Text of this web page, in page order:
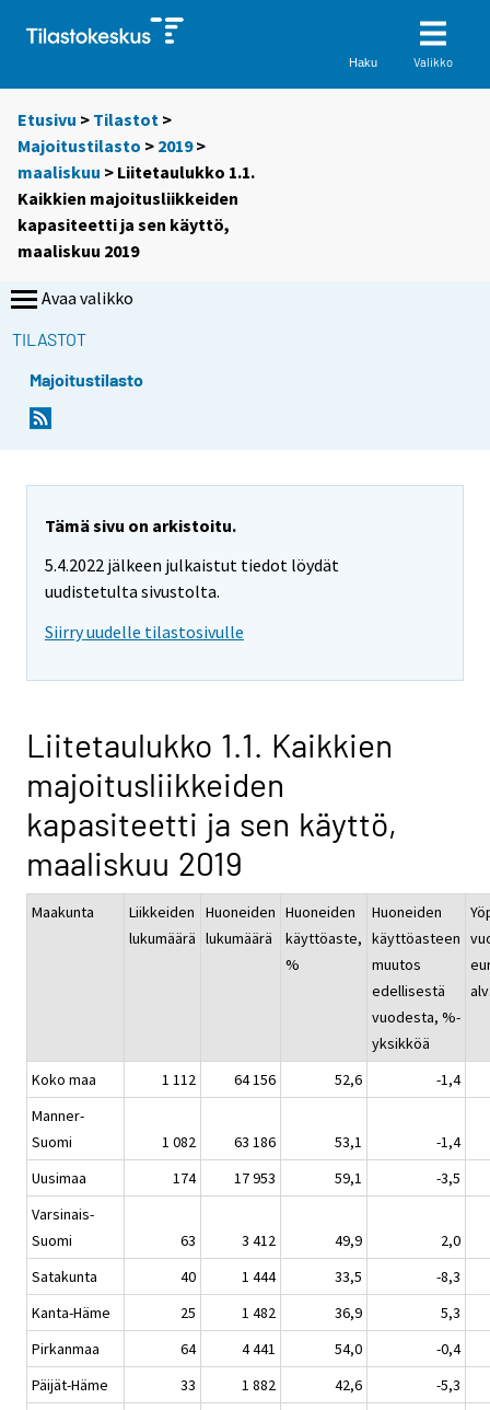
Haku Valikko
Etusivu > Tilastot >
Majoitustilasto > 2019>
maaliskuu > Liitetaulukko 1.1.
Kaikkien majoitusliikkeiden
kapasiteetti ja sen käyttö,
maaliskuu 2019
Avaa valikko
TILASTOT
Majoitustilasto
Tämä sivu on arkistoitu.
5.4.2022 jälkeen julkaistut tiedot löydät
uudistetulta sivustolta.
Siirry uudelle tilastosivulle
Liitetaulukko 1.1. Kaikkien
majoitusliikkeiden
kapasiteetti ja sen käyttö,
maaliskuu 2019
Maakunta
Liikkeiden
lukumäärä
Huoneiden
lukumäärä
Huoneiden
käyttöaste,
%
Huoneiden
käyttöasteen
muutos
edellisestä
vuodesta, %-
yksikköä
Koko maa 1 112 64 156 52,6
-1,4
Manner-
Suomi
1 082 63 186 53,1
-1,4
Uusimaa
174 17 953 59,1
-3,5
Varsinais-
Suomi
63 3 412 49,9
2,0
Satakunta
40 1 444 33,5
-8,3
Kanta-Häme
25 1 482 36,9
5,3
Pirkanmaa
64 4 441 54,0
-0,4
Päijät-Häme
33 1 882 42,6
-5,3